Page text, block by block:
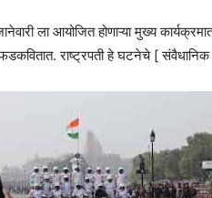
ला आयोजित होणाऱ्या मुख्य
राष्ट्रपती हे घटनेचे [